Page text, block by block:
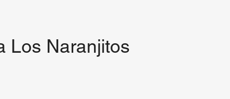
Los Naranjitos